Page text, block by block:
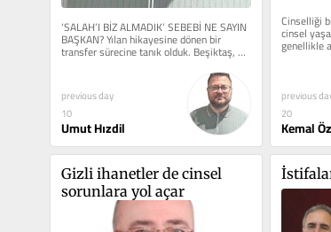
‘SALAH’I BİZ ALMADIK’ SEBEBİ NE SAYIN
BAŞKAN? Yılan hikayesine dönen bir
transfer sürecine tanık olduk. Beşiktaş,
previous day
10
Umut Hızdil
Cinselliği
cinsel
genellikle
haline...
previous
20
Kemal
Gizli ihanetler de cinsel
sorunlara yol açar